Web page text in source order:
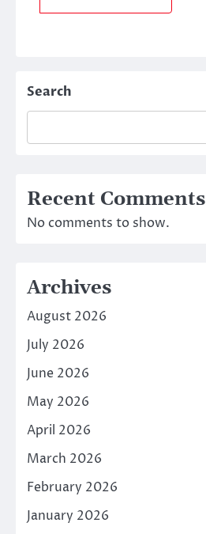
Search
Recent Comments
No comments to show.
Archives
August 2026
July 2026
June 2026
May 2026
April 2026
March 2026
February 2026
January 2026